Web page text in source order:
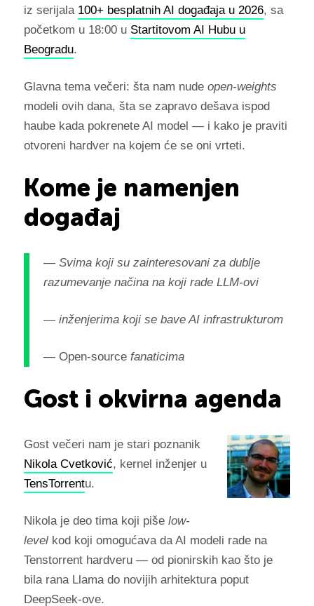
iz serijala 100+ besplatnih AI događaja u 2026, sa
početkom u 18:00 u Startitovom AI Hubu u
Beogradu.
Glavna tema večeri: šta nam nude open-weights
modeli ovih dana, šta se zapravo dešava ispod
haube kada pokrenete AI model — i kako je praviti
otvoreni hardver na kojem će se oni vrteti.
Kome je namenjen
događaj
— Svima koji su zainteresovani za dublje
razumevanje načina na koji rade LLM-ovi
— inženjerima koji se bave AI infrastrukturom
— Open-sourcefanaticima
Gost i okvirna agenda
Gost večeri nam je stari poznanik
Nikola Cvetković, kernel inženjer u
TensTorrentu.
Nikola je deo tima koji piše low-
levelkod koji omogućava da AI modeli rade na
Tenstorrent hardveru — od pionirskih kao što je
bila rana Llama do novijih arhitektura poput
DeepSeek-ove.